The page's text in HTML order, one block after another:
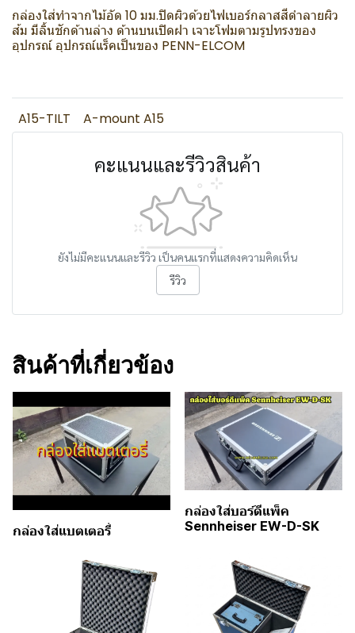
กล่องใส่ทำจากไม้อัด 10 มม.ปิดผิวด้วยไฟเบอร์กลาสสีดำลายผิว
ส้ม มีลิ้นชักด้านล่าง ด้านบนเปิดฝา เจาะโฟมตามรูปทรงของ
อุปกรณ์ อุปกรณ์แร็คเป็นของ PENN-ELCOM
A15-TILT A-mount A15
คะแนนและรีวิวสินค้า
ยังไม่มีคะแนนและรีวิว เป็นคนแรกที่แสดงความคิดเห็น
รีวิว
สินค้าที่เกี่ยวข้อง
กล่องใส่แบตเตอรี่
กล่องใส่บอร์ดีแพ็ค
Sennheiser EW-D-SK